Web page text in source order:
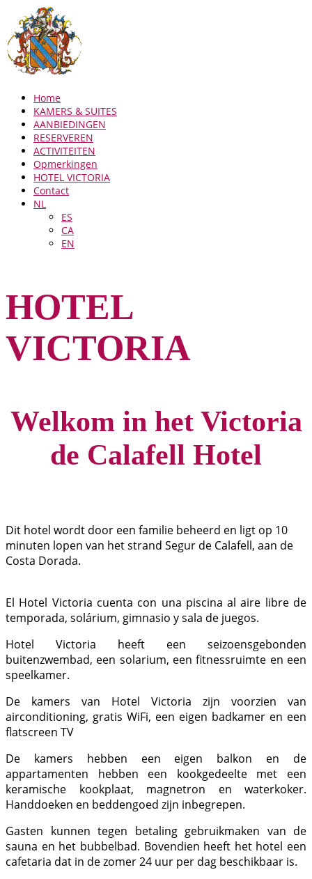
Home
KAMERS & SUITES
AANBIEDINGEN
RESERVEREN
ACTIVITEITEN
Opmerkingen
HOTEL VICTORIA
Contact
NL
ES
CA
EN
HOTEL
VICTORIA
Welkom in het Victoria
de Calafell Hotel
Dit hotel wordt door een familie beheerd en ligt op 10
minuten lopen van het strand Segur de Calafell, aan de
Costa Dorada.
El Hotel Victoria cuenta con una piscina al aire libre de
temporada, solárium, gimnasio y sala de juegos.
Hotel Victoria heeft een seizoensgebonden
buitenzwembad, een solarium, een fitnessruimte en een
speelkamer.
De kamers van Hotel Victoria zijn voorzien van
airconditioning, gratis WiFi, een eigen badkamer en een
flatscreen TV
De kamers hebben een eigen balkon en de
appartamenten hebben een kookgedeelte met een
keramische kookplaat, magnetron en waterkoker.
Handdoeken en beddengoed zijn inbegrepen.
Gasten kunnen tegen betaling gebruikmaken van de
sauna en het bubbelbad. Bovendien heeft het hotel een
cafetaria dat in de zomer 24 uur per dag beschikbaar is.